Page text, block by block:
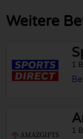
Weitere
1
1